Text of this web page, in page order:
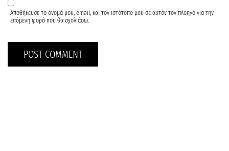
Αποθήκευσε το όνομά μου, email, και τον ιστότοπο μου σε αυτόν τον πλοηγό για την
επόμενη φορά που θα σχολιάσω.